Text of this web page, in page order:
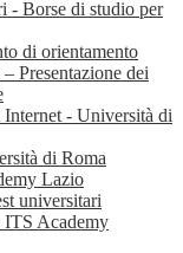
- Borse di studio per
di orientamento
Presentazione dei
- Università di
di Roma
Lazio
universitari
Academy